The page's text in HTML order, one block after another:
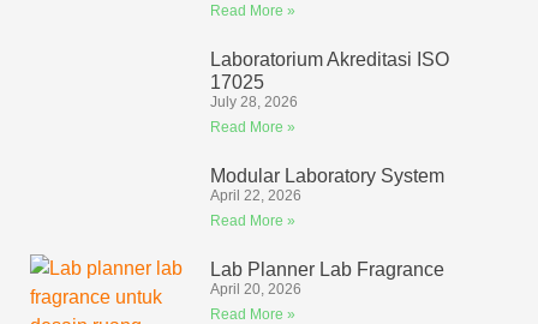
Read More »
Laboratorium Akreditasi ISO
17025
July 28, 2026
Read More »
Modular Laboratory System
April 22, 2026
Read More »
Lab Planner Lab Fragrance
April 20, 2026
Read More »